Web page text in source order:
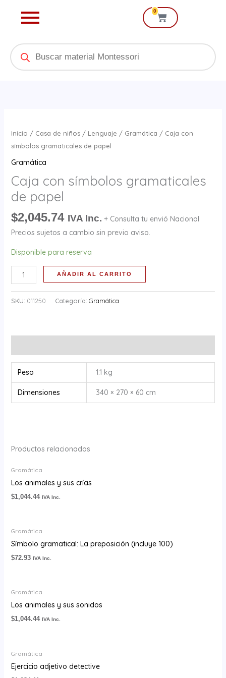
0
Cart
Products
search
Inicio / Casa de niños/ Lenguaje / Gramática / Caja con
símbolos gramaticales de papel
Gramática
Caja con símbolos gramaticales
de papel
$2,045.74 IVA Inc. + Consulta tu envió Nacional
Precios sujetos a cambio sin previo aviso.
Disponible para reserva
con
símbolos
papel
cantidad
AÑADIR AL CARRITO
SKU: 011250 Categoría: Gramática
Peso 1.1 kg
Dimensiones 340 × 270 × 60 cm
Productos relacionados
Gramática
Los animales y sus crías
$1,044.44 IVA Inc.
Gramática
Símbolo gramatical: La preposición (incluye 100)
$72.93 IVA Inc.
Gramática
Los animales y sus sonidos
$1,044.44 IVA Inc.
Gramática
Ejercicio adjetivo detective